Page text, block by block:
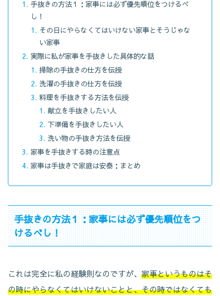
手抜きの方法１：家事には必ず優先順位をつけるべ
し！
その日にやらなくてはいけない家事とそうじゃな
い家事
実際に私が家事を手抜きした具体的な話
掃除の手抜きの仕方を伝授
洗濯の手抜きの仕方を伝授
料理を手抜きする方法を伝授
献立を手抜きしたい人
下準備を手抜きしたい人
洗い物の手抜き方法を伝授
家事を手抜きする時の注意点
家事は手抜きで家庭は安泰：まとめ
手抜きの方法１：家事には必ず優先順位をつ
けるべし！
これは完全に私の経験則なのですが、 家事というものはそ
の時にやらなくてはいけないことと、その時ではなくても